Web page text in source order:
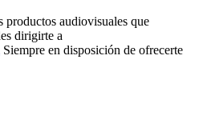
productos audiovisuales que
dirigirte a
Siempre en disposición de ofrecerte